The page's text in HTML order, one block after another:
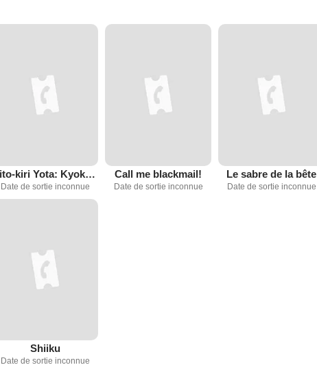
Hito-kiri Yota: Kyoken San-kyodai
Date de sortie inconnue
Call me blackmail!
Date de sortie inconnue
Le sabre de la bête
Date de sortie inconnue
Shiiku
Date de sortie inconnue